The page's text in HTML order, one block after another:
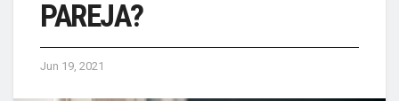
PAREJA?
Jun 19, 2021